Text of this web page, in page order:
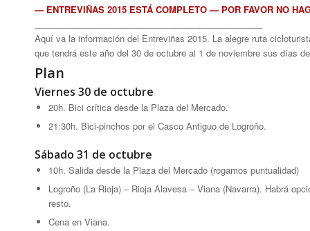
— ENTREVIÑAS 2015 ESTÁ COMPLETO — POR FAVOR NO
Aquí va la información del Entreviñas 2015. La alegre ruta
que tendrá este año del 30 de octubre al 1 de noviembre sus días
Plan
Viernes 30 de octubre
20h. Bici crítica desde la Plaza del Mercado.
21:30h. Bici-pinchos por el Casco Antiguo de Logroño.
Sábado 31 de octubre
10h. Salida desde la Plaza del Mercado (rogamos puntualidad)
Logroño (La Rioja) – Rioja Alavesa – Viana (Navarra). Habrá
resto.
Cena en Viana.